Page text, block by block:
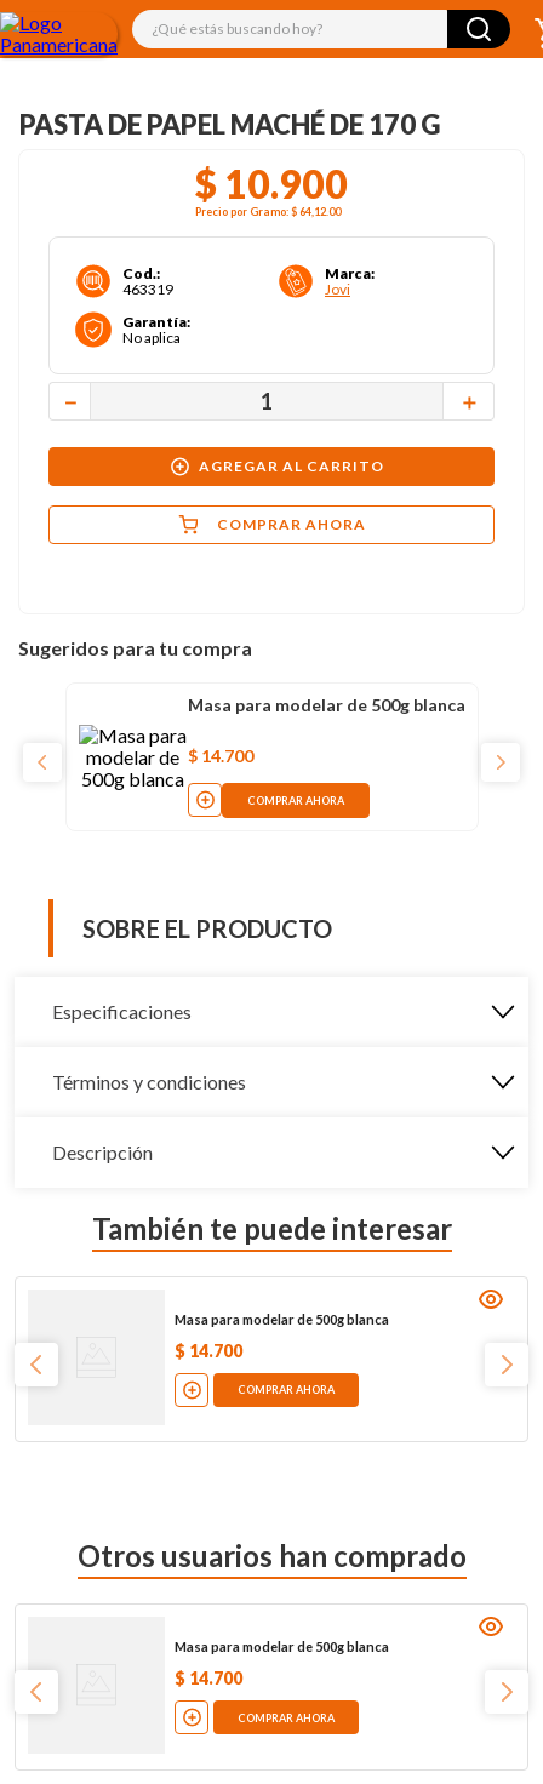
¿Qué estás buscando hoy?
PASTA DE PAPEL MACHÉ DE 170 G
$ 10.900
Precio porGramo:$ 64,12.00
Cod.:
463319
Marca:
Jovi
Garantía:
No aplica
＋
－
AGREGAR AL CARRITO
COMPRAR AHORA
Sugeridos para tu compra
Masa para modelar de 500g blanca
$ 14.700
COMPRAR AHORA
SOBRE EL PRODUCTO
Especificaciones
Términos y condiciones
Descripción
También te puede interesar
Masa para modelar de 500g blanca
$ 14.700
COMPRAR AHORA
Otros usuarios han comprado
Masa para modelar de 500g blanca
$ 14.700
COMPRAR AHORA